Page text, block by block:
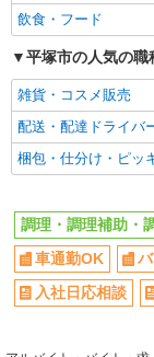
飲食・フード
平塚市の人気の職
雑貨・コスメ販売
配送・配達ドライバ
梱包・仕分け・ピッ
調理・調理補助・
車通勤OK
入社日応相談